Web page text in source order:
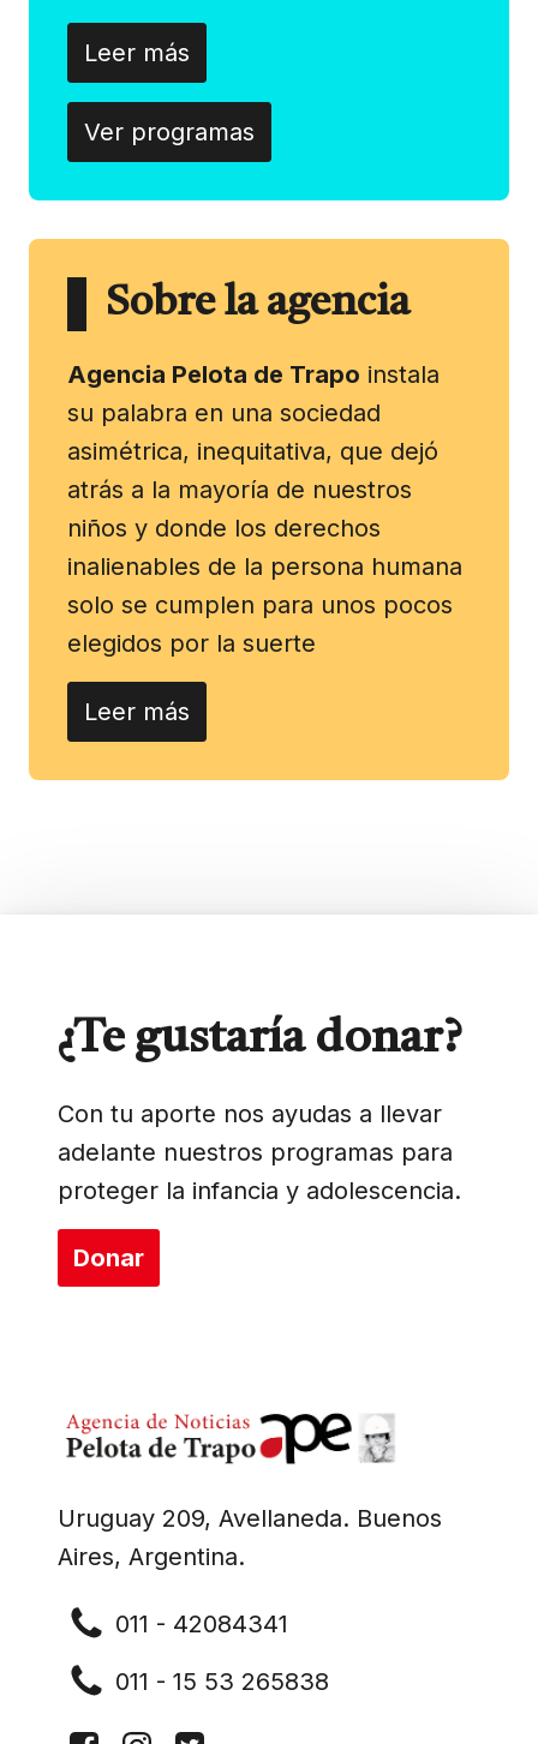
Leer más
Ver programas
Sobre la agencia
Agencia Pelota de Trapo instala
su palabra en una sociedad
asimétrica, inequitativa, que dejó
atrás a la mayoría de nuestros
niños y donde los derechos
inalienables de la persona humana
solo se cumplen para unos pocos
elegidos por la suerte
Leer más
Uruguay 209, Avellaneda. Buenos
Aires, Argentina.
011 - 42084341
011 - 15 53 265838
¿Te gustaría donar?
Con tu aporte nos ayudas a llevar
adelante nuestros programas para
proteger la infancia y adolescencia.
Donar